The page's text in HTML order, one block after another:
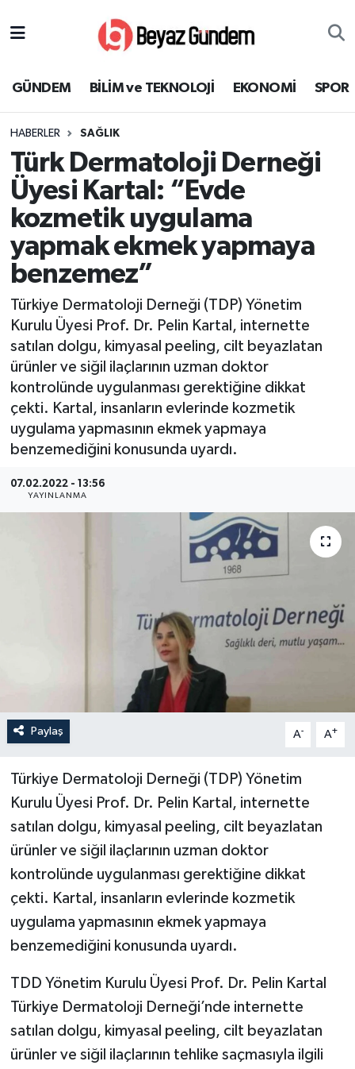
GÜNDEM BİLİM ve TEKNOLOJİ EKONOMİ SPOR
HABERLER SAĞLIK
Türk Dermatoloji Derneği
Üyesi Kartal: “Evde
kozmetik uygulama
yapmak ekmek yapmaya
benzemez”
Türkiye Dermatoloji Derneği (TDP) Yönetim
Kurulu Üyesi Prof. Dr. Pelin Kartal, internette
satılan dolgu, kimyasal peeling, cilt beyazlatan
ürünler ve siğil ilaçlarının uzman doktor
kontrolünde uygulanması gerektiğine dikkat
çekti. Kartal, insanların evlerinde kozmetik
uygulama yapmasının ekmek yapmaya
benzemediğini konusunda uyardı.
07.02.2022 - 13:56
YAYINLANMA
Paylaş A- A+
Türkiye Dermatoloji Derneği (TDP) Yönetim
Kurulu Üyesi Prof. Dr. Pelin Kartal, internette
satılan dolgu, kimyasal peeling, cilt beyazlatan
ürünler ve siğil ilaçlarının uzman doktor
kontrolünde uygulanması gerektiğine dikkat
çekti. Kartal, insanların evlerinde kozmetik
uygulama yapmasının ekmek yapmaya
benzemediğini konusunda uyardı.
TDD Yönetim Kurulu Üyesi Prof. Dr. Pelin Kartal
Türkiye Dermatoloji Derneği’nde internette
satılan dolgu, kimyasal peeling, cilt beyazlatan
ürünler ve siğil ilaçlarının tehlike saçmasıyla ilgili
EKONOMİ
SPOR
SAĞLIK
EĞİTİM
KÜLTÜR SANAT
MAGAZİN
YEREL
Süper Lig Puan Durumu ve Fikstür
Tüm Manşetler
Son Dakika Haberleri
Haber Arşivi